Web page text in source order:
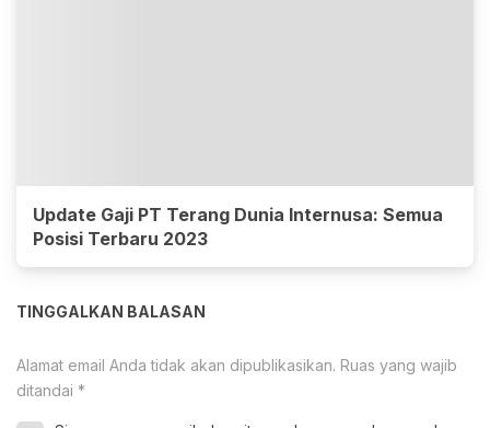
Update Gaji PT Terang Dunia Internusa: Semua
Posisi Terbaru 2023
TINGGALKAN BALASAN
Alamat email Anda tidak akan dipublikasikan. Ruas yang wajib
ditandai *